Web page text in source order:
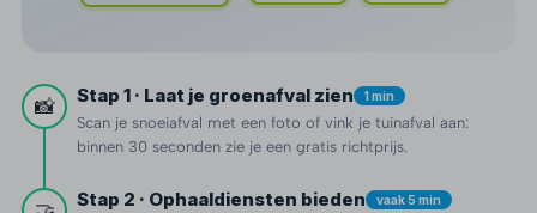
📸 Stap 1 · Laat je groenafval zien 1 min
Scan je snoeiafval met een foto of vink je tuinafval aan:
binnen 30 seconden zie je een gratis richtprijs.
Stap 2 · Ophaaldiensten bieden vaak 5 min